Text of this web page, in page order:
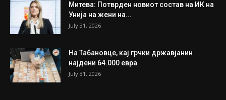
Митева: Потврден новиот состав на ИК на
Унија на жени на...
July 31, 2026
На Табановце, кај грчки државјанин
најдени 64.000 евра
July 31, 2026